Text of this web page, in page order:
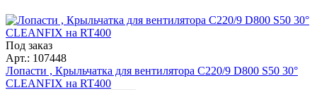
Под заказ
Арт.: 107448
Лопасти , Крыльчатка для вентилятора C220/9 D800 S50 30°
CLEANFIX на RT400